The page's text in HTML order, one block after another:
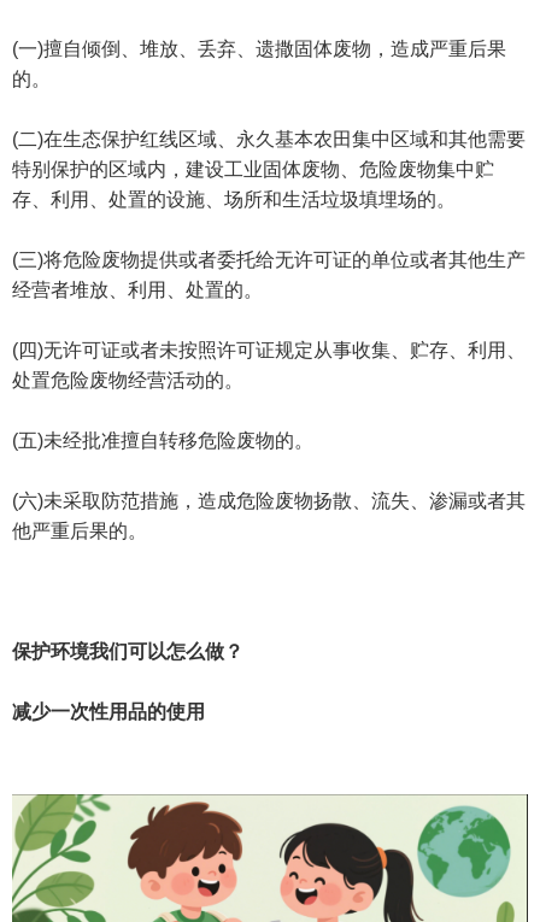
(一)擅自倾倒、堆放、丢弃、遗撒固体废物，造成严重后果
的。
(二)在生态保护红线区域、永久基本农田集中区域和其他需要
特别保护的区域内，建设工业固体废物、危险废物集中贮
存、利用、处置的设施、场所和生活垃圾填埋场的。
(三)将危险废物提供或者委托给无许可证的单位或者其他生产
经营者堆放、利用、处置的。
(四)无许可证或者未按照许可证规定从事收集、贮存、利用、
处置危险废物经营活动的。
(五)未经批准擅自转移危险废物的。
(六)未采取防范措施，造成危险废物扬散、流失、渗漏或者其
他严重后果的。
保护环境我们可以怎么做？
减少一次性用品的使用